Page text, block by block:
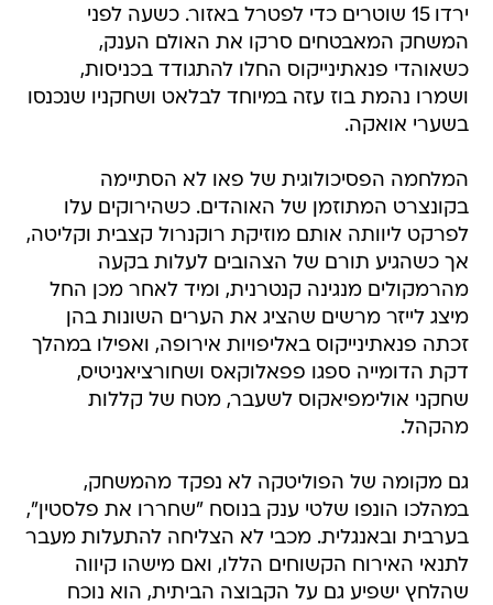
ירדו 15 שוטרים כדי לפטרל באזור. כשעה לפני
המשחק המאבטחים סרקו את האולם הענק,
כשאוהדי פנאתינייקוס החלו להתגודד בכניסות,
ושמרו נהמת בוז עזה במיוחד לבלאט ושחקניו שנכנסו
בשערי אואקה.
המלחמה הפסיכולוגית של פאו לא הסתיימה
בקונצרט המתוזמן של האוהדים. כשהירוקים עלו
לפרקט ליוותה אותם מוזיקת רוקנרול קצבית וקליטה,
אך כשהגיע תורם של הצהובים לעלות בקעה
מהרמקולים מנגינה קנטרנית, ומיד לאחר מכן החל
מיצג לייזר מרשים שהציג את הערים השונות בהן
זכתה פנאתינייקוס באליפויות אירופה, ואפילו במהלך
דקת הדומייה ספגו פפאלוקאס ושחורציאניטיס,
שחקני אולימפיאקוס לשעבר, מטח של קללות
מהקהל.
גם מקומה של הפוליטקה לא נפקד מהמשחק,
במהלכו הונפו שלטי ענק בנוסח "שחררו את פלסטין",
בערבית ובאנגלית. מכבי לא הצליחה להתעלות מעבר
לתנאי האירוח הקשוחים הללו, ואם מישהו קיווה
שהלחץ ישפיע גם על הקבוצה הביתית, הוא נוכח